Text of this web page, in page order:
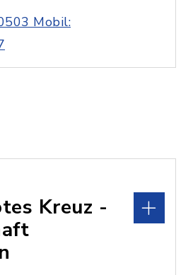
Mobil:
Kreuz -